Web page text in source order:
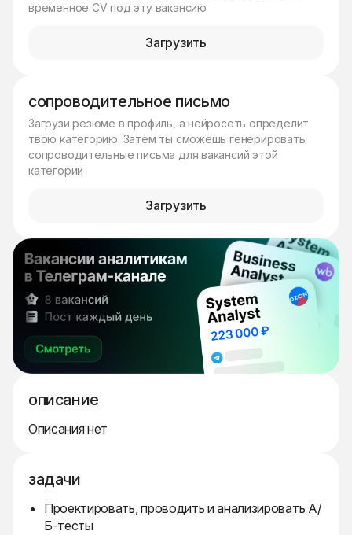
временное CV под эту вакансию
Загрузить
сопроводительное письмо
Загрузи резюме в профиль, а нейросеть определит
твою категорию. Затем ты сможешь генерировать
сопроводительные письма для вакансий этой
категории
Загрузить
описание
Описания нет
задачи
Проектировать, проводить и анализировать А/
Б-тесты